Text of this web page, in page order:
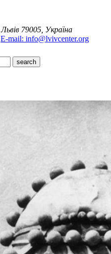
Львів 79005, Україна
E-mail: info@lvivcenter.org
search